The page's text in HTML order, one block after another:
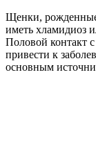
Щенки,
иметь хламидиоз
Половой контакт
привести к
основным